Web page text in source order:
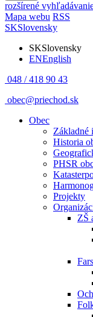
rozšírené
Mapa webu RSS
SKSlovensky
SKSlovensky
ENEnglish
048 / 418 90 43
obec@priechod.sk
Obec
Základné
Historia
PHSR
Projekty
ZŠ